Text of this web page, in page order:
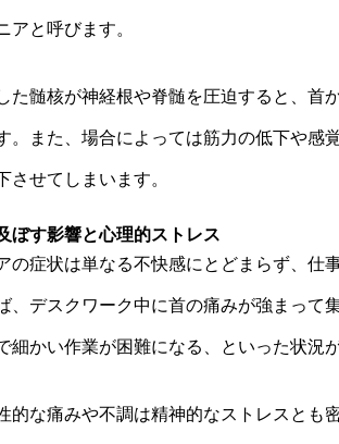
アと呼びます。
た髄核が神経根や脊髄を圧迫すると、
。また、場合によっては筋力の低下や
させてしまいます。
ぼす影響と心理的ストレス
の症状は単なる不快感にとどまらず、仕
、デスクワーク中に首の痛みが強まっ
細かい作業が困難になる、といった状況
的な痛みや不調は精神的なストレスと